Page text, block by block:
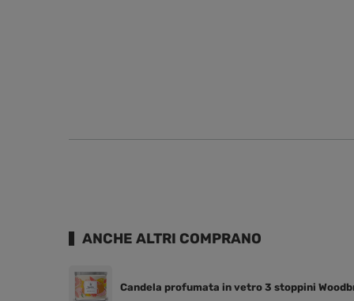
ANCHE ALTRI COMPRANO
Candela profumata in vetro 3 stoppini